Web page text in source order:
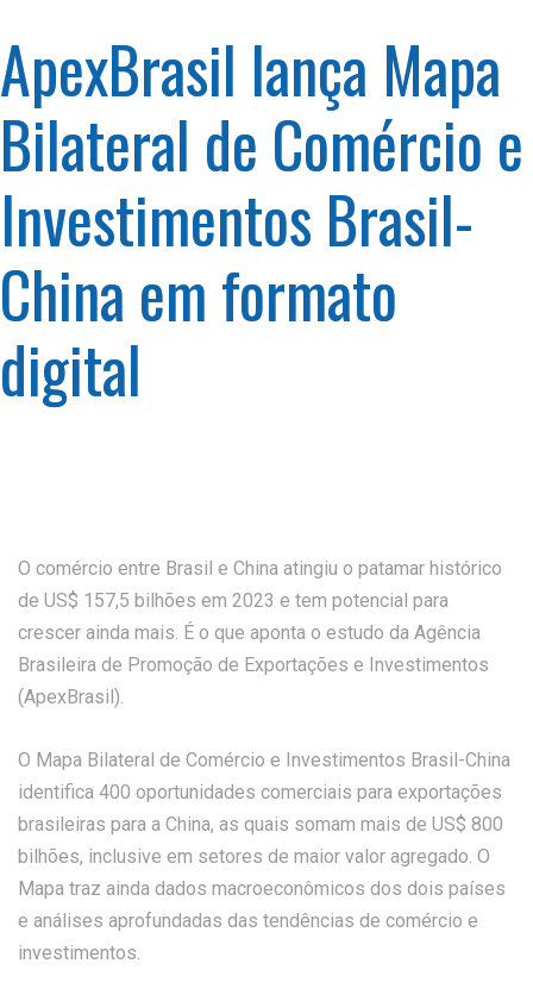
ApexBrasil lança Mapa
Bilateral de Comércio e
Investimentos Brasil-
China em formato
digital
O comércio entre Brasil e China atingiu o patamar histórico
de US$ 157,5 bilhões em 2023 e tem potencial para
crescer ainda mais. É o que aponta o estudo da Agência
Brasileira de Promoção de Exportações e Investimentos
(ApexBrasil).
O Mapa Bilateral de Comércio e Investimentos Brasil-China
identifica 400 oportunidades comerciais para exportações
brasileiras para a China, as quais somam mais de US$ 800
bilhões, inclusive em setores de maior valor agregado. O
Mapa traz ainda dados macroeconômicos dos dois países
e análises aprofundadas das tendências de comércio e
investimentos.